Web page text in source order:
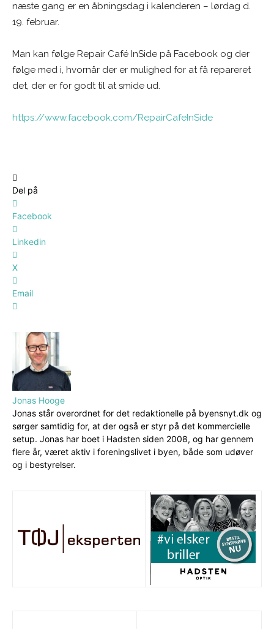
næste gang er en åbningsdag i kalenderen – lørdag d.
19. februar.
Man kan følge Repair Café InSide på Facebook og der
følge med i, hvornår der er mulighed for at få repareret
det, der er for godt til at smide ud.
https://www.facebook.com/RepairCafeInSide
Del på
Facebook
Linkedin
X
Email
Jonas Hooge
Jonas står overordnet for det redaktionelle på byensnyt.dk og
sørger samtidig for, at der også er styr på det kommercielle
setup. Jonas har boet i Hadsten siden 2008, og har gennem
flere år, været aktiv i foreningslivet i byen, både som udøver
og i bestyrelser.